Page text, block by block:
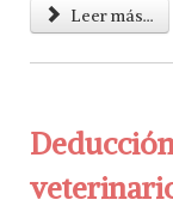
Leer más...